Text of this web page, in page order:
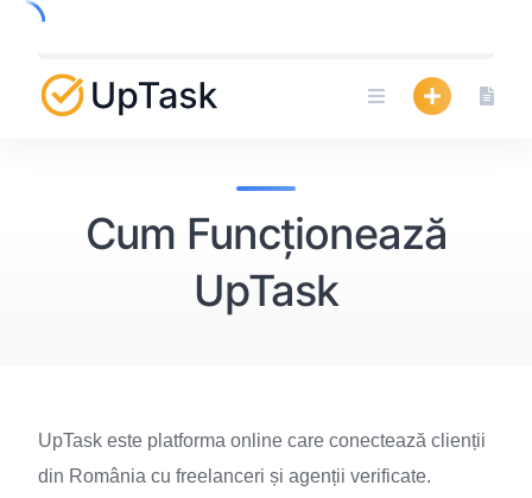
Skip
content
Cum Funcționează
UpTask
UpTask este platforma online care conectează clienții
din România cu freelanceri și agenții verificate.